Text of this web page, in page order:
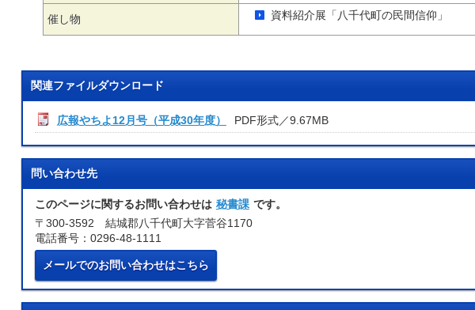
催し物 資料紹介展「八千代町の民間信仰」
関連ファイルダウンロード
広報やちよ12月号（平成30年度） PDF形式／9.67MB
問い合わせ先
このページに関するお問い合わせは 秘書課 です。
〒300-3592 結城郡八千代町大字菅谷1170
電話番号：0296-48-1111
メールでのお問い合わせはこちら